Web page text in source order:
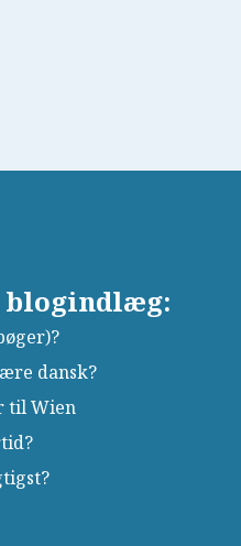
blogindlæg:
dansk?
til Wien